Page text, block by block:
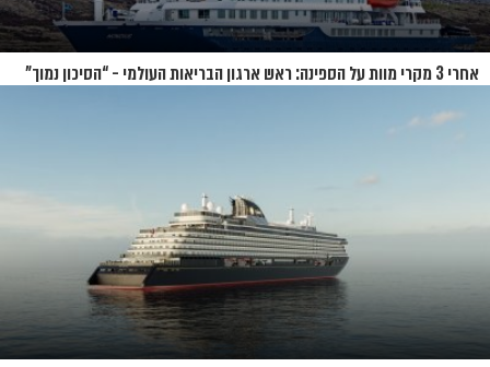
אחרי 3 מקרי מוות על הספינה: ראש ארגון הבריאות העולמי - “הסיכון נמוך”